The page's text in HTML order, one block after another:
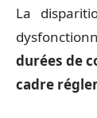
La
durées de
cadre